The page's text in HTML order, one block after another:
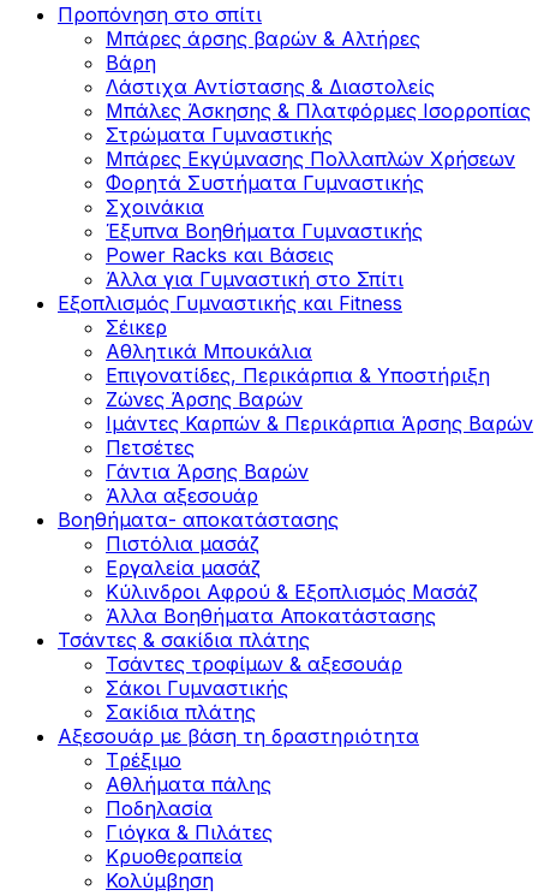
Προπόνηση στο σπίτι
Μπάρες άρσης βαρών & Αλτήρες
Βάρη
Λάστιχα Αντίστασης & Διαστολείς
Μπάλες Άσκησης & Πλατφόρμες Ισορροπίας
Στρώματα Γυμναστικής
Μπάρες Εκγύμνασης Πολλαπλών Χρήσεων
Φορητά Συστήματα Γυμναστικής
Σχοινάκια
Έξυπνα Βοηθήματα Γυμναστικής
Power Racks και Βάσεις
Άλλα για Γυμναστική στο Σπίτι
Εξοπλισμός Γυμναστικής και Fitness
Σέικερ
Αθλητικά Μπουκάλια
Επιγονατίδες, Περικάρπια & Υποστήριξη
Ζώνες Άρσης Βαρών
Ιμάντες Καρπών & Περικάρπια Άρσης Βαρών
Πετσέτες
Γάντια Άρσης Βαρών
Άλλα αξεσουάρ
Βοηθήματα- αποκατάστασης
Πιστόλια μασάζ
Εργαλεία μασάζ
Κύλινδροι Αφρού & Εξοπλισμός Μασάζ
Άλλα Βοηθήματα Αποκατάστασης
Τσάντες & σακίδια πλάτης
Τσάντες τροφίμων & αξεσουάρ
Σάκοι Γυμναστικής
Σακίδια πλάτης
Αξεσουάρ με βάση τη δραστηριότητα
Tρέξιμο
Αθλήματα πάλης
Ποδηλασία
Γιόγκα & Πιλάτες
Κρυοθεραπεία
Κολύμβηση